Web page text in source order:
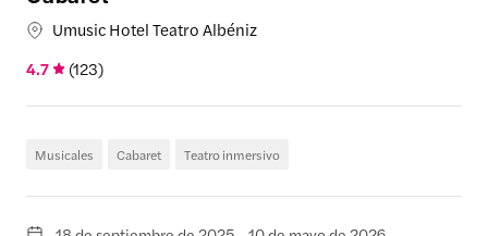
Umusic Hotel Teatro Albéniz
4.7
(123)
Musicales Cabaret Teatro inmersivo